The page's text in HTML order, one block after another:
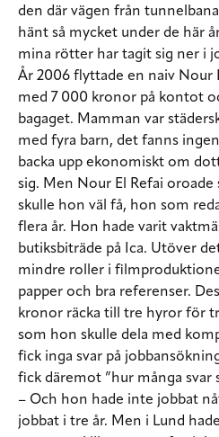
den där vägen från
hänt så mycket under de här
mina rötter har tagit sig ner i
År 2006 flyttade en naiv Nour
med 7 000 kronor på kontot
bagaget. Mamman var
med fyra barn, det fanns
backa upp ekonomiskt om
sig. Men Nour El Refai
skulle hon väl få, hon som
flera år. Hon hade varit
butiksbiträde på Ica. Utöver
mindre roller i
papper och bra referenser.
kronor räcka till tre hyror för
som hon skulle dela med
fick inga svar på
fick däremot ”hur många svar
– Och hon hade inte jobbat
jobbat i tre år. Men i Lund